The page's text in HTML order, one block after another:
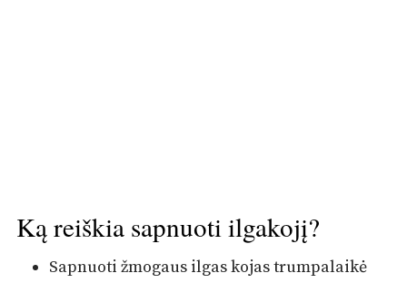
Ką reiškia sapnuoti ilgakojį?
Sapnuoti žmogaus ilgas kojas trumpalaikė